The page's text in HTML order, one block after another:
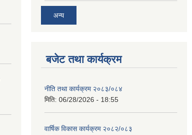
अन्य
बजेट तथा कार्यक्रम
नीति तथा कार्यक्रम २०८३/०८४
मिति: 06/28/2026 - 18:55
वार्षिक विकास कार्यक्रम २०८२/०८३